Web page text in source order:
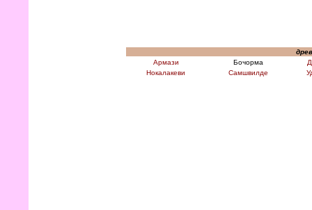
Армази
Бочорма
Нокалакеви
Самшвилде